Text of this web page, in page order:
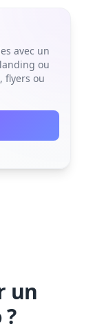
avec un
ou
flyers ou
un